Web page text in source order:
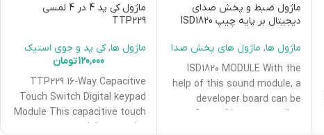
ماژول ضبط و پخش صدای
دیجیتال بر پایه چیپ ISD1820
ماژول ها, ماژول های پخش صدا
ISD1820 MODULE With the
help of this sound module, a
developer board can be
transformed into a recording
ماژول کی پد 4 در 4 لمسی
TTP229
ماژول ها, کی پد و جوی استیک
120,000تومان
TTP229 16-Way Capacitive
Touch Switch Digital keypad
Module This capacitive touch
sensor module uses the